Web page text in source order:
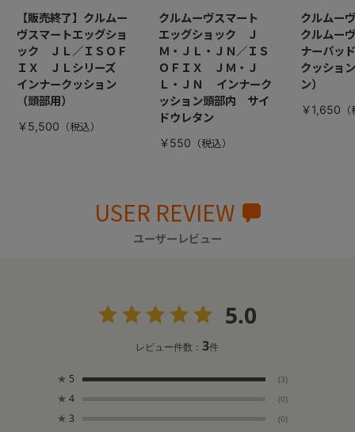
【販売終了】クルムー
ヴスマートエッグショ
ック ＪＬ／ＩＳＯＦ
ＩＸ ＪＬシリーズ
インナークッション
（頭部用）
￥5,500
クルムーヴスマート
エッグショック Ｊ
Ｍ・ＪＬ・ＪＮ／ＩＳ
ＯＦＩＸ ＪＭ・Ｊ
Ｌ・ＪＮ インナーク
ッション頭部内 サイ
ドウレタン
￥550
クルムー
クルムー
ナーパッ
クッショ
ン）
￥1,650
USER REVIEW
ユーザーレビュー
5.0
レビュー件数：3件
★ 5 (3)
★ 4 (0)
★ 3 (0)